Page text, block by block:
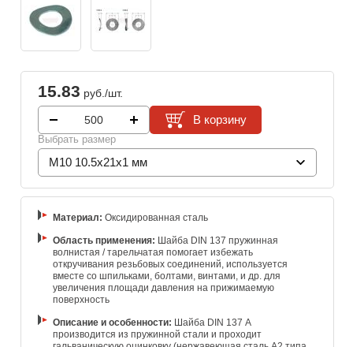
15.83 руб./шт.
Выбрать размер
M10 10.5x21x1 мм
В корзину
Материал: Оксидированная сталь
Область применения: Шайба DIN 137 пружинная
волнистая / тарельчатая помогает избежать
откручивания резьбовых соединений, используется
вместе со шпильками, болтами, винтами, и др. для
увеличения площади давления на прижимаемую
поверхность
Описание и особенности: Шайба DIN 137 А
производится из пружинной стали и проходит